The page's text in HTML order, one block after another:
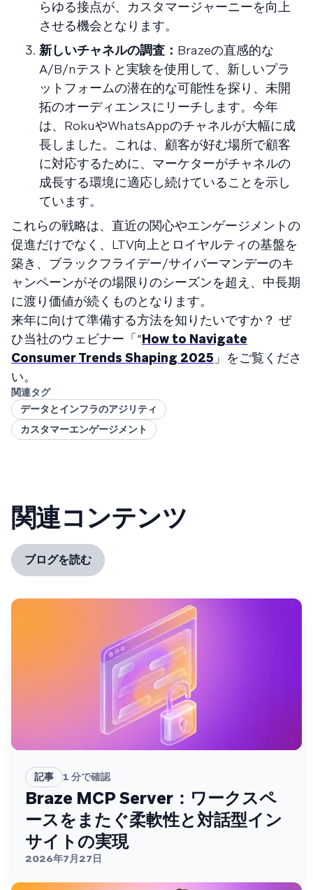
らゆる接点が、カスタマージャーニーを向上
させる機会となります。
新しいチャネルの調査： Brazeの直感的な
A/B/nテストと実験を使用して、新しいプラ
ットフォームの潜在的な可能性を探り、未開
拓のオーディエンスにリーチします。今年
は、RokuやWhatsAppのチャネルが大幅に成
長しました。これは、顧客が好む場所で顧客
に対応するために、マーケターがチャネルの
成長する環境に適応し続けていることを示し
ています。
これらの戦略は、直近の関心やエンゲージメントの
促進だけでなく、LTV向上とロイヤルティの基盤を
築き、ブラックフライデー/サイバーマンデーのキ
ャンペーンがその場限りのシーズンを超え、中長期
に渡り価値が続くものとなります。
来年に向けて準備する方法を知りたいですか？ ぜ
ひ当社のウェビナー「“How to Navigate
Consumer Trends Shaping 2025 」をご覧くださ
い。
関連タグ
データとインフラのアジリティ
カスタマーエンゲージメント
関連コンテンツ
ブログを読む
記事 1 分で確認
Braze MCP Server：ワークスペ
ースをまたぐ柔軟性と対話型イン
サイトの実現
2026年7月27日